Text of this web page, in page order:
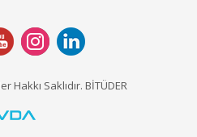
Hakkı Saklıdır. BİTÜDER